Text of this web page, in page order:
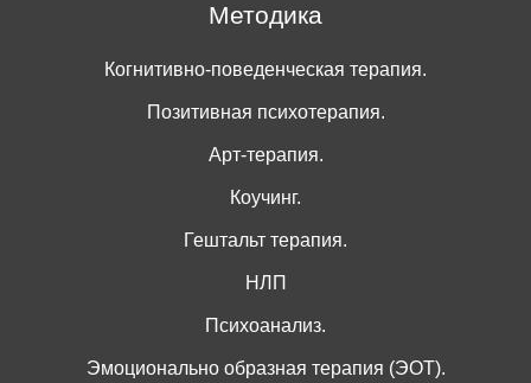
Методика
Когнитивно-поведенческая терапия.
Позитивная психотерапия.
Арт-терапия.
Коучинг.
Гештальт терапия.
НЛП
Психоанализ.
Эмоционально образная терапия (ЭОТ).